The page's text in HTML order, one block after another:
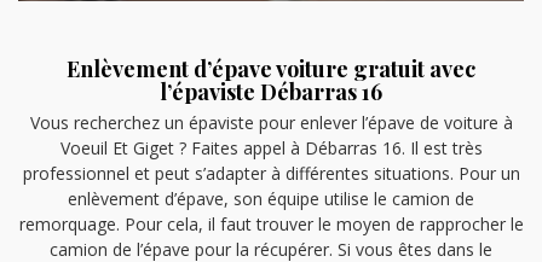
Enlèvement d’épave voiture gratuit avec
l’épaviste Débarras 16
Vous recherchez un épaviste pour enlever l’épave de voiture à
Voeuil Et Giget ? Faites appel à Débarras 16. Il est très
professionnel et peut s’adapter à différentes situations. Pour un
enlèvement d’épave, son équipe utilise le camion de
remorquage. Pour cela, il faut trouver le moyen de rapprocher le
camion de l’épave pour la récupérer. Si vous êtes dans le